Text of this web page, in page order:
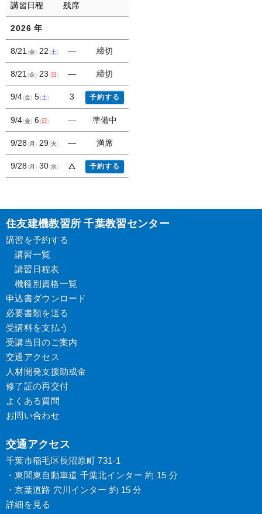
講習日程 残席
2026 年
8/21 金 22 土 ― 締切
8/21 金 23 日 ― 締切
9/4 金 5 土 3 予約する
9/4 金 6 日 ― 準備中
9/28 月 29 火 ― 満席
9/28 月 30 水 予約する
住友建機教習所 千葉教習センター
講習を予約する
講習一覧
講習日程表
機種別資格一覧
申込書ダウンロード
必要書類を送る
受講料を支払う
受講当日のご案内
交通アクセス
人材開発支援助成金
修了証の再交付
よくある質問
お問い合わせ
交通アクセス
千葉市稲毛区長沼原町 731-1
・東関東自動車道 千葉北インター 約 15 分
・京葉道路 穴川インター 約 15 分
詳細を見る